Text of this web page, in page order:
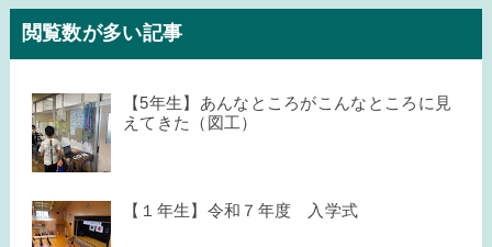
閲覧数が多い記事
【5年生】あんなところがこんなところに見
えてきた（図工）
【１年生】令和７年度 入学式